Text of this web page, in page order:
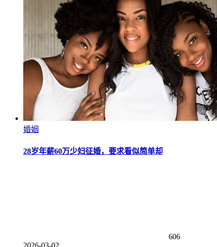
婚姻
28岁年薪60万少妇征婚，要求看似简单却
606
2026-03-02